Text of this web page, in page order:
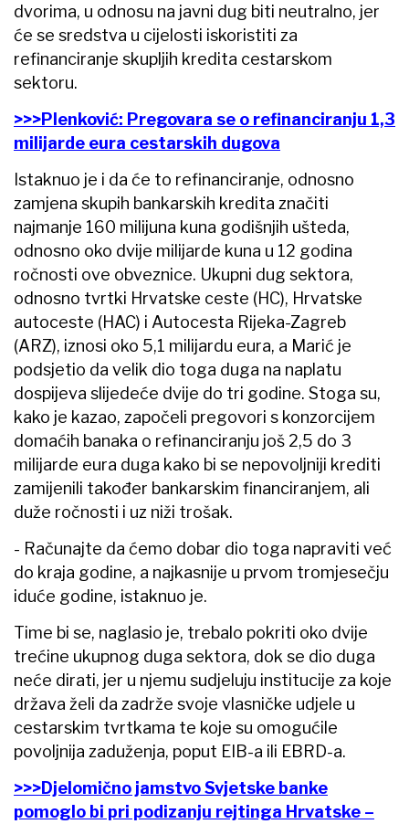
dvorima, u odnosu na javni dug biti neutralno, jer
će se sredstva u cijelosti iskoristiti za
refinanciranje skupljih kredita cestarskom
sektoru.
>>>Plenković: Pregovara se o refinanciranju 1,3
milijarde eura cestarskih dugova
Istaknuo je i da će to refinanciranje, odnosno
zamjena skupih bankarskih kredita značiti
najmanje 160 milijuna kuna godišnjih ušteda,
odnosno oko dvije milijarde kuna u 12 godina
ročnosti ove obveznice. Ukupni dug sektora,
odnosno tvrtki Hrvatske ceste (HC), Hrvatske
autoceste (HAC) i Autocesta Rijeka-Zagreb
(ARZ), iznosi oko 5,1 milijardu eura, a Marić je
podsjetio da velik dio toga duga na naplatu
dospijeva slijedeće dvije do tri godine. Stoga su,
kako je kazao, započeli pregovori s konzorcijem
domaćih banaka o refinanciranju još 2,5 do 3
milijarde eura duga kako bi se nepovoljniji krediti
zamijenili također bankarskim financiranjem, ali
duže ročnosti i uz niži trošak.
- Računajte da ćemo dobar dio toga napraviti već
do kraja godine, a najkasnije u prvom tromjesečju
iduće godine, istaknuo je.
Time bi se, naglasio je, trebalo pokriti oko dvije
trećine ukupnog duga sektora, dok se dio duga
neće dirati, jer u njemu sudjeluju institucije za koje
država želi da zadrže svoje vlasničke udjele u
cestarskim tvrtkama te koje su omogućile
povoljnija zaduženja, poput EIB-a ili EBRD-a.
>>>Djelomično jamstvo Svjetske banke
pomoglo bi pri podizanju rejtinga Hrvatske –